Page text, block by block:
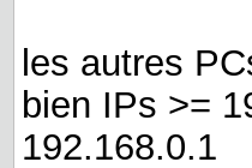
les autres
bien IPs >=
192.168.0.1